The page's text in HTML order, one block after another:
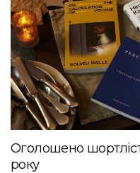
Оголошено шортліст
року